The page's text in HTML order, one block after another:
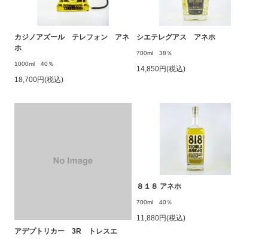
カジノアズール テレフォン アネ
ホ
1000ml 40％
18,700円(税込)
シエテレグアス アネホ
700ml 38％
14,850円(税込)
アデプトリカー 3R トレスエ
８１８ アネホ
700ml 40％
11,880円(税込)